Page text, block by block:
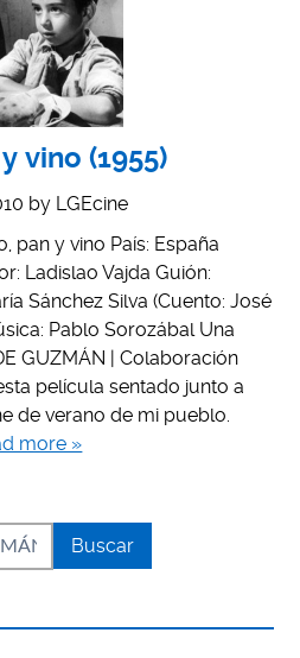
vino (1955)
by LGEcine
pan y vino País: España
Ladislao Vajda Guión:
Sánchez Silva (Cuento: José
Pablo Sorozábal Una
GUZMÁN | Colaboración
película sentado junto a
de verano de mi pueblo.
more »